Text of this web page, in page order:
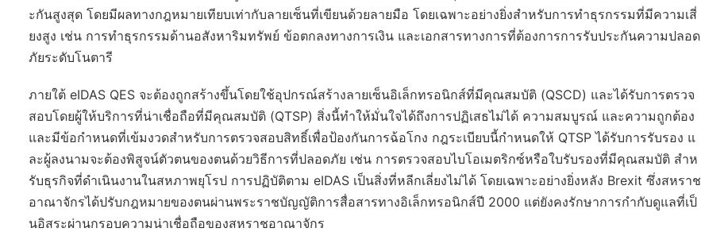
ะกันสูงสุด โดยมีผลทางกฎหมายเทียบเท่ากับลายเซ็นที่เขียนด้วยลายมือ โดยเฉพาะอย่างยิ่งสำหรับการทำธุรกรรมที่มีความเสี่
ยงสูง เช่น การทำธุรกรรมด้านอสังหาริมทรัพย์ ข้อตกลงทางการเงิน และเอกสารทางการที่ต้องการการรับประกันความปลอด
ภัยระดับโนตารี
ภายใต้ eIDAS QES จะต้องถูกสร้างขึ้นโดยใช้อุปกรณ์สร้างลายเซ็นอิเล็กทรอนิกส์ที่มีคุณสมบัติ (QSCD) และได้รับการตรวจ
สอบโดยผู้ให้บริการที่น่าเชื่อถือที่มีคุณสมบัติ (QTSP) สิ่งนี้ทำให้มั่นใจได้ถึงการปฏิเสธไม่ได้ ความสมบูรณ์ และความถูกต้อง
และมีข้อกำหนดที่เข้มงวดสำหรับการตรวจสอบสิทธิ์เพื่อป้องกันการฉ้อโกง กฎระเบียบนี้กำหนดให้ QTSP ได้รับการรับรอง แ
ละผู้ลงนามจะต้องพิสูจน์ตัวตนของตนด้วยวิธีการที่ปลอดภัย เช่น การตรวจสอบไบโอเมตริกซ์หรือใบรับรองที่มีคุณสมบัติ สำห
รับธุรกิจที่ดำเนินงานในสหภาพยุโรป การปฏิบัติตาม eIDAS เป็นสิ่งที่หลีกเลี่ยงไม่ได้ โดยเฉพาะอย่างยิ่งหลัง Brexit ซึ่งสหราช
อาณาจักรได้ปรับกฎหมายของตนผ่านพระราชบัญญัติการสื่อสารทางอิเล็กทรอนิกส์ปี 2000 แต่ยังคงรักษาการกำกับดูแลที่เป็
นอิสระผ่านกรอบความน่าเชื่อถือของสหราชอาณาจักร